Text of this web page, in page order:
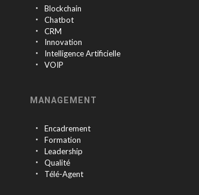
Blockchain
Chatbot
CRM
Innovation
Intelligence Artificielle
VOIP
MANAGEMENT
Encadrement
Formation
Leadership
Qualité
Télé-Agent